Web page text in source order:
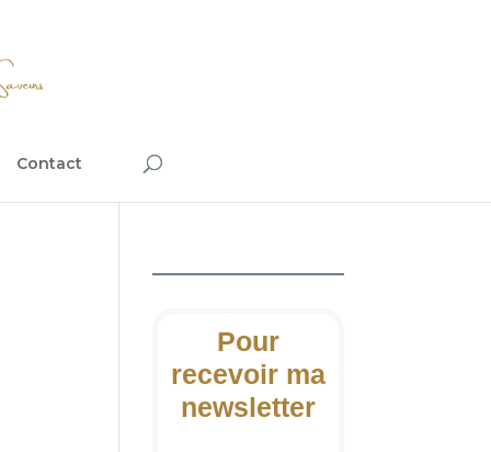
Contact
Pour
recevoir ma
newsletter